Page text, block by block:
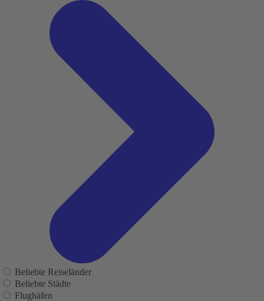
Beliebte Reiseländer
Beliebte Städte
Flughäfen